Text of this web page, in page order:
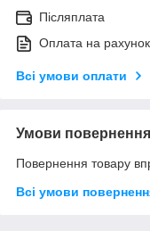
Післяплата
Оплата на рахунок
Всі умови оплати
Умови повернення
Повернення товару
Всі умови